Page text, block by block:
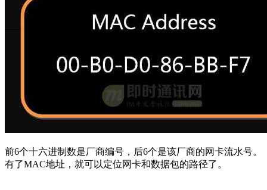
前6个十六进制数是厂商编号，后6个是该厂商的网卡流水号。
有了MAC地址，就可以定位网卡和数据包的路径了。